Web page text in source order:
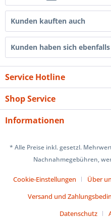
Kunden kauften auch
Kunden haben sich
Service Hotline
Shop Service
Informationen
* Alle Preise inkl. gesetzl.
Nachnahmegebühren,
Cookie-Einstellungen Über
Versand und
Datenschutz